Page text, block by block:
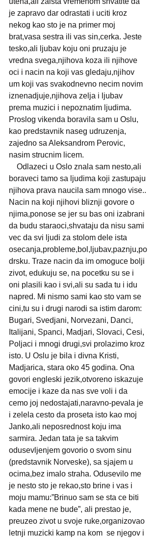
je zapravo dar odrastati i uciti kroz
nekog kao sto je na primer moj
brat,vasa sestra ili vas sin,cerka. Jeste
tesko,ali ljubav koju oni pruzaju je
vredna svega,njihova koza ili njihove
oci i nacin na koji vas gledaju,njihov
um koji vas svakodnevno necim novim
iznenadjuje,njihova zelja i ljubav
prema muzici i nepoznatim ljudima.
Proslog vikenda boravila sam u Oslu,
kao predstavnik naseg udruzenja,
zajedno sa Aleksandrom Perovic,
nasim strucnim licem.
boraveci tamo sa ljudima koji zastupaju
njihova prava naucila sam mnogo vise..
Nacin na koji njihovi bliznji govore o
njima,ponose se jer su bas oni izabrani
da budu staraoci,shvataju da nisu sami
vec da svi ljudi za stolom dele ista
osecanja,probleme,bol,ljubav,paznju,po
drsku. Traze nacin da im omoguce bolji
zivot, edukuju se, na pocetku su se i
oni plasili kao i svi,ali su sada tu i idu
napred. Mi nismo sami kao sto vam se
cini,tu su i drugi narodi sa istim darom:
Bugari, Svedjani, Norvezani, Danci,
Italijani, Spanci, Madjari, Slovaci, Cesi,
Poljaci i mnogi drugi,svi prolazimo kroz
isto. U Oslu je bila i divna Kristi,
Madjarica, stara oko 45 godina. Ona
govori engleski jezik,otvoreno iskazuje
emocije i kaze da nas sve voli i da
cemo joj nedostajati,naravno-pevala je
i zelela cesto da proseta isto kao moj
Janko,ali neposrednost koju ima
sarmira. Jedan tata je sa takvim
odusevljenjem govorio o svom sinu
(predstavnik Norveske), sa sjajem u
ocima,bez imalo straha. Odusevilo me
je nesto sto je rekao,sto brine i vas i
moju mamu:”Brinuo sam se sta ce biti
kada mene ne bude”, ali prestao je,
preuzeo zivot u svoje ruke,organizovao
letnji muzicki kamp na kom  se njegov i